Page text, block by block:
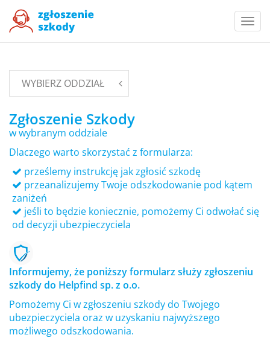
WYBIERZ ODDZIAŁ
Zgłoszenie Szkody
w wybranym oddziale
Dlaczego warto skorzystać z formularza:
prześlemy instrukcję jak zgłosić szkodę
przeanalizujemy Twoje odszkodowanie pod kątem
zaniżeń
jeśli to będzie koniecznie, pomożemy Ci odwołać się
od decyzji ubezpieczyciela
Informujemy, że poniższy formularz służy zgłoszeniu
szkody do Helpfind sp. z o.o.
Pomożemy Ci w zgłoszeniu szkody do Twojego
ubezpieczyciela oraz w uzyskaniu najwyższego
możliwego odszkodowania.